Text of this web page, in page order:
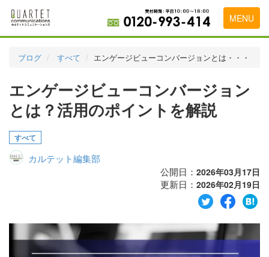
MENU
実績・お客様の声
初めて導入をお考えの方
代理店の乗り換えをお考えの方
会社概要
お問い合わせ
ブログ すべて エンゲージビューコンバージョンとは・・・
エンゲージビューコンバージョン
とは？活用のポイントを解説
すべて
カルテット編集部
公開日： 2026年03月17日
更新日： 2026年02月19日